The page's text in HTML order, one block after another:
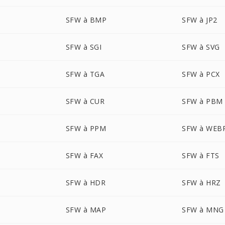
SFW à BMP SFW à JP2
SFW à SGI SFW à SVG
SFW à TGA SFW à PCX
SFW à CUR SFW à PBM
SFW à PPM SFW à
SFW à FAX SFW à FTS
SFW à HDR SFW à HRZ
SFW à MAP SFW à MNG